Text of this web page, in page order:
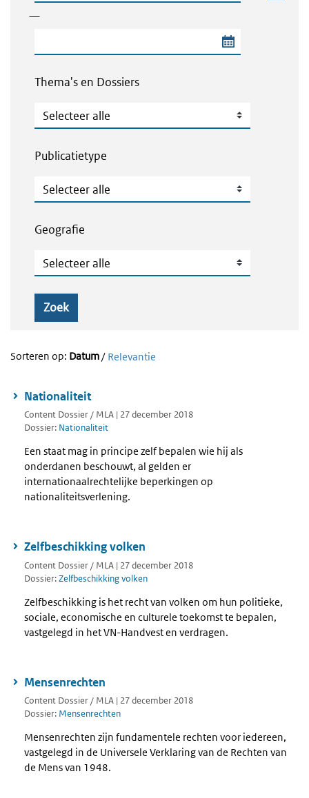
—
Thema's en Dossiers
Thema's en Dossiers
Publicatietype
Publicatietype
Geografie
Geografie
Zoek
Sorteren op: Datum/ Relevantie
Nationaliteit
Content Dossier / MLA | 27 december 2018
Dossier: Nationaliteit
Een staat mag in principe zelf bepalen wie hij als
onderdanen beschouwt, al gelden er
internationaalrechtelijke beperkingen op
nationaliteitsverlening.
Zelfbeschikking volken
Content Dossier / MLA | 27 december 2018
Dossier:Zelfbeschikking volken
Zelfbeschikking is het recht van volken om hun politieke,
sociale, economische en culturele toekomst te bepalen,
vastgelegd in het VN-Handvest en verdragen.
Mensenrechten
Content Dossier / MLA | 27 december 2018
Dossier: Mensenrechten
Mensenrechten zijn fundamentele rechten voor iedereen,
vastgelegd in de Universele Verklaring van de Rechten van
de Mens van 1948.